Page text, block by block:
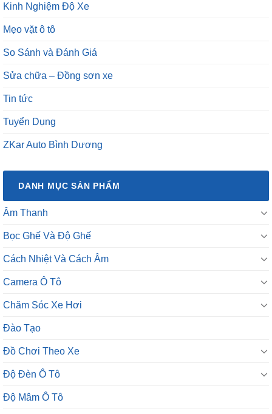
Kinh Nghiệm Độ Xe
Mẹo vặt ô tô
So Sánh và Đánh Giá
Sửa chữa – Đồng sơn xe
Tin tức
Tuyển Dụng
ZKar Auto Bình Dương
DANH MỤC SẢN PHẨM
Âm Thanh
Bọc Ghế Và Độ Ghế
Cách Nhiệt Và Cách Âm
Camera Ô Tô
Chăm Sóc Xe Hơi
Đào Tạo
Đồ Chơi Theo Xe
Độ Đèn Ô Tô
Độ Mâm Ô Tô